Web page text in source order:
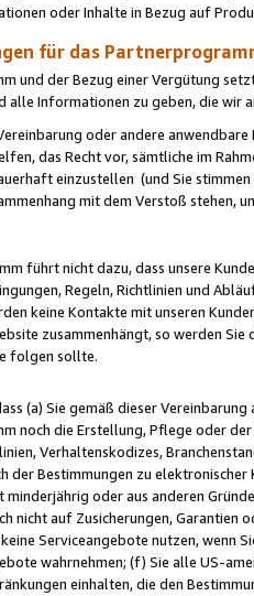
oder Inhalte in Bezug auf
für das
und der Bezug einer Vergütung
alle Informationen zu geben, die wir
oder andere
das Recht vor, sämtliche im
einzustellen (und Sie
mit dem Verstoß stehen,
führt nicht dazu, dass unsere
Regeln, Richtlinien und
keine Kontakte mit unseren
zusammenhängt, so werden
folgen sollte.
(a) Sie gemäß dieser
noch die Erstellung, Pflege oder
Verhaltenskodizes,
der Bestimmungen zu
oder aus anderen
nicht auf Zusicherungen, Garantien
Serviceangebote nutzen, wenn
wahrnehmen; (f) Sie alle US-
einhalten, die den